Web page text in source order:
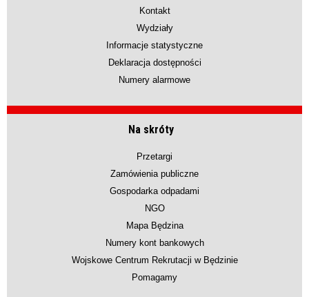
Kontakt
Wydziały
Informacje statystyczne
Deklaracja dostępności
Numery alarmowe
Na skróty
Przetargi
Zamówienia publiczne
Gospodarka odpadami
NGO
Mapa Będzina
Numery kont bankowych
Wojskowe Centrum Rekrutacji w Będzinie
Pomagamy